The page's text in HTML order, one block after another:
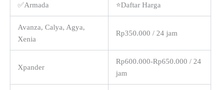
✅Armada ⭐Daftar Harga
Avanza, Calya, Agya,
Xenia
Rp350.000 / 24 jam
Xpander
Rp600.000-Rp650.000 / 24
jam